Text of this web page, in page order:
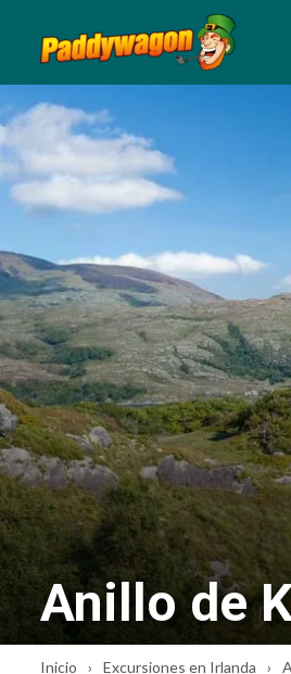
Anillo de
Inicio Excursiones en Irlanda